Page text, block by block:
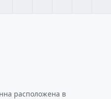
расположена в